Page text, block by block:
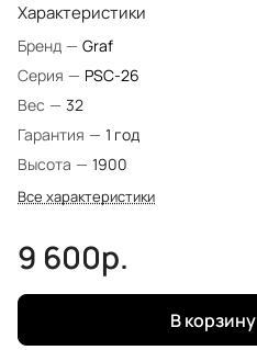
Характеристики
Бренд — Graf
Серия — PSC-26
Вес — 32
Гарантия — 1 год
Высота — 1900
Все характеристики
9 600р.
В корзину